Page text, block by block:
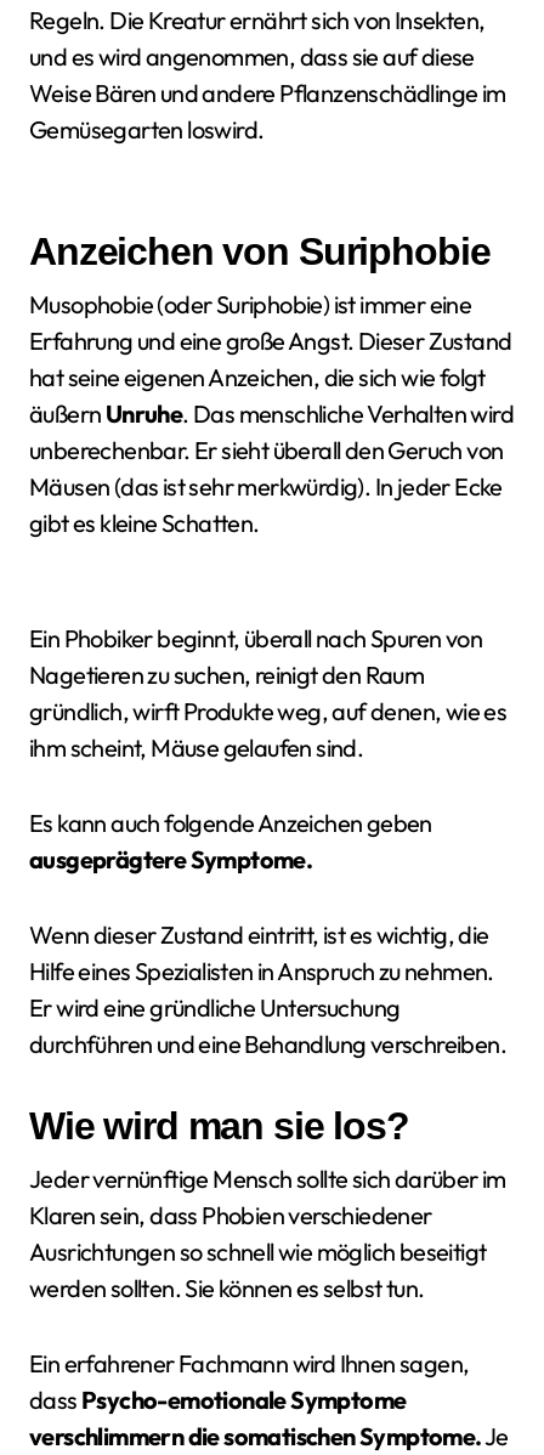
Regeln. Die Kreatur ernährt sich von Insekten,
und es wird angenommen, dass sie auf diese
Weise Bären und andere Pflanzenschädlinge im
Gemüsegarten loswird.
Anzeichen von Suriphobie
Musophobie (oder Suriphobie) ist immer eine
Erfahrung und eine große Angst. Dieser Zustand
hat seine eigenen Anzeichen, die sich wie folgt
äußern Unruhe. Das menschliche Verhalten wird
unberechenbar. Er sieht überall den Geruch von
Mäusen (das ist sehr merkwürdig). In jeder Ecke
gibt es kleine Schatten.
Ein Phobiker beginnt, überall nach Spuren von
Nagetieren zu suchen, reinigt den Raum
gründlich, wirft Produkte weg, auf denen, wie es
ihm scheint, Mäuse gelaufen sind.
Es kann auch folgende Anzeichen geben
ausgeprägtere Symptome.
Wenn dieser Zustand eintritt, ist es wichtig, die
Hilfe eines Spezialisten in Anspruch zu nehmen.
Er wird eine gründliche Untersuchung
durchführen und eine Behandlung verschreiben.
Wie wird man sie los?
Jeder vernünftige Mensch sollte sich darüber im
Klaren sein, dass Phobien verschiedener
Ausrichtungen so schnell wie möglich beseitigt
werden sollten. Sie können es selbst tun.
Ein erfahrener Fachmann wird Ihnen sagen,
dass Psycho-emotionale Symptome
verschlimmern die somatischen Symptome.Je